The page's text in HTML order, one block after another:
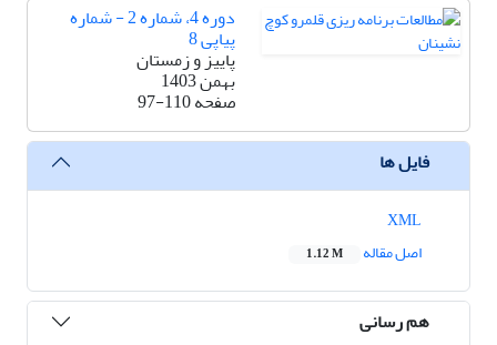
دوره 4، شماره 2 - شماره
پیاپی 8
پاییز و زمستان
بهمن 1403
صفحه97-110
فایل ها
اصل مقاله
1.12 M
هم رسانی